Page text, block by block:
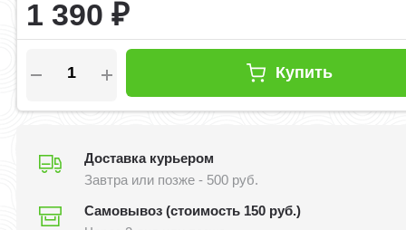
1 390₽
Купить
Доставка курьером
Завтра или позже - 500 руб.
Самовывоз (стоимость 150 руб.)